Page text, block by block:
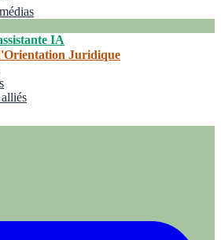
IA
Juridique